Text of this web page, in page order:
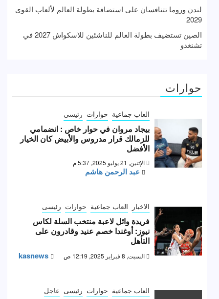
لندن وروما تتنافسان على استضافة بطولة العالم لألعاب القوى
2029
الصين تستضيف بطولة العالم للناشئين للاسكواش 2027 في
تشنغدو
حوارات
العاب جماعية حوارات رئيسى
بيجاد مروان في حوار خاص : انضمامي
للزمالك قرار مدروس والأبيض كان الخيار
الأفضل
الإثنين, 21 يوليو 2025, 5:37 م
عبد الرحمن هاشم
الاخبار العاب جماعية حوارات رئيسى
فريدة وائل لاعبة منتخب السلة لكاس
نيوز: أوغندا خصم عنيد وقادرون على
التأهل
السبت, 8 فبراير 2025, 12:19 ص kasnews
العاب جماعية حوارات رئيسى عاجل